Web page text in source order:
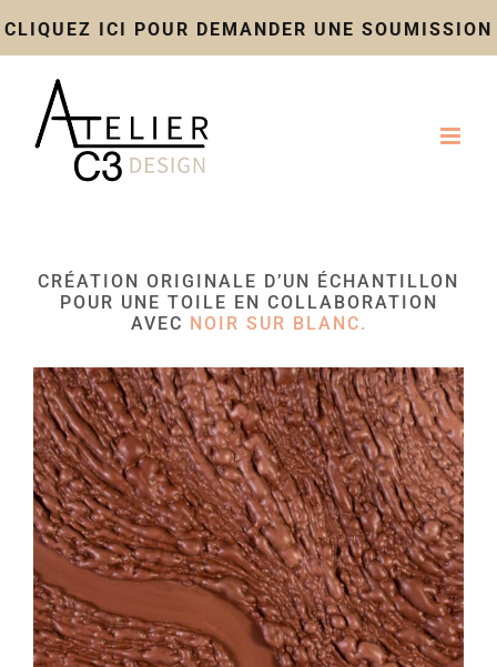
CLIQUEZ ICI POUR DEMANDER UNE SOUMISSION
Skip
content
CRÉATION ORIGINALE D’UN ÉCHANTILLON
POUR UNE TOILE EN COLLABORATION
AVEC NOIR SUR BLANC.